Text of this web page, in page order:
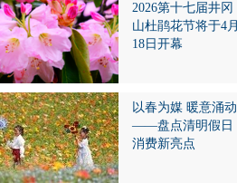
2026第十七届井冈
山杜鹃花节将于4月
18日开幕
以春为媒 暖意涌动
——盘点清明假日
消费新亮点